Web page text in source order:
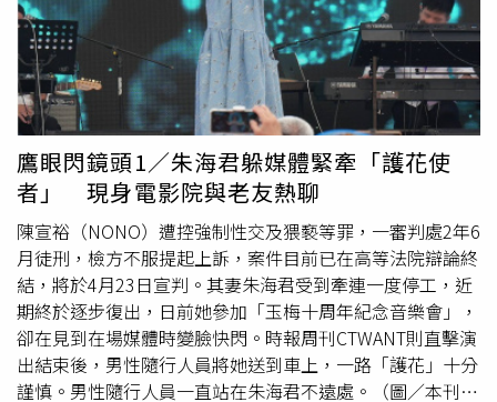
筆，讓現場笑聲不斷。連評審老師也點頭附和：「翁鈺鈞妳
怎麼可以演得出來，用那個眼神看著許志豪」。此時，許志
豪忍不住當場對質，直球詢問翁鈺鈞：「所以妳深情的眼神
是用演的嗎？」現場氣氛瞬間被推向高潮。笑料滿載、精彩
不斷就在周六晚間8點中視《綜藝一級棒 》，周日晚間8點中
天娛樂台也有播出。
棚、相當焦慮，朱海君也透露兩人甚至在洗手間時還繼續練
唱。正式開錄時，兩人聲線層次分明，連黃妃聽了都鼓掌叫
好。康康對於蘇宥蓉也是讚不絕口，「她在節目裡算是穩定
度很高，很少有歌可以難倒她，但今天遇到敵手就是朱海
君。」對兩人實力極為肯定。而許志豪藉機也問康康何時要
再開口唱歌，康康回應不忘自嘲：「我已經決定要封麥了，
本來就已經唱不好了，現在大家都進步成這樣，我好好串場
就好了。」
鷹眼閃鏡頭1／朱海君躲媒體緊牽「護花使
者」 現身電影院與老友熱聊
陳宣裕（NONO）遭控強制性交及猥褻等罪，一審判處2年6
月徒刑，檢方不服提起上訴，案件目前已在高等法院辯論終
結，將於4月23日宣判。其妻朱海君受到牽連一度停工，近
期終於逐步復出，日前她參加「玉梅十周年紀念音樂會」，
卻在見到在場媒體時變臉快閃。時報周刊CTWANT則直擊演
出結束後，男性隨行人員將她送到車上，一路「護花」十分
謹慎。男性隨行人員一直站在朱海君不遠處。（圖／本刊攝